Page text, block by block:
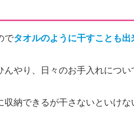
でタオルのように干すことも出
んやり、日々のお手入れにつ
収納できるが干さないといけ